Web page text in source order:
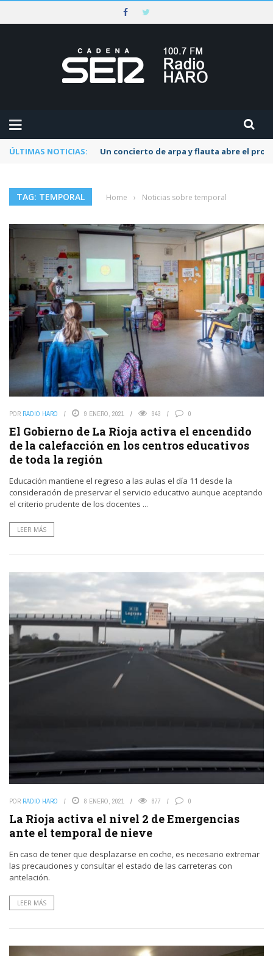
ÚLTIMAS NOTICIAS: Un concierto de arpa y flauta abre el
TAG: TEMPORAL Home › Noticias sobre temporal
POR RADIO HARO 9 ENERO, 2021 943 0
El Gobierno de La Rioja activa el encendido
de la calefacción en los centros educativos
de toda la región
Educación mantiene el regreso a las aulas el día 11 desde la
consideración de preservar el servicio educativo aunque aceptando
el criterio prudente de los docentes ...
LEER MÁS
POR RADIO HARO 8 ENERO, 2021 877 0
La Rioja activa el nivel 2 de Emergencias
ante el temporal de nieve
En caso de tener que desplazarse en coche, es necesario extremar
las precauciones y consultar el estado de las carreteras con
antelación.
LEER MÁS